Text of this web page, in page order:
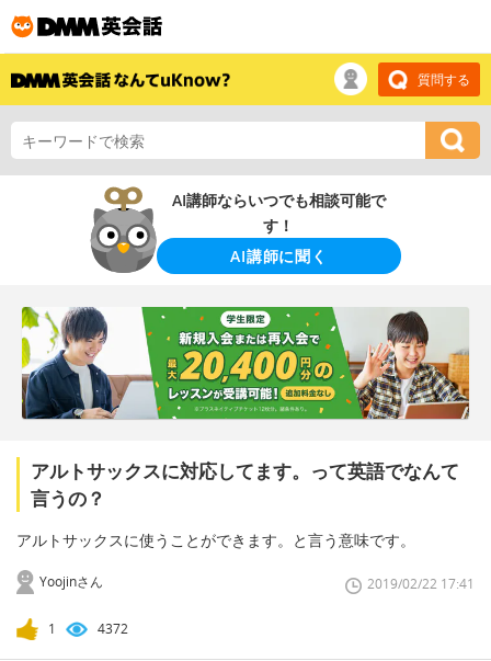
質問する
AI講師ならいつでも相談可能で
す！
AI講師に聞く
アルトサックスに対応してます。って英語でなんて
言うの？
アルトサックスに使うことができます。と言う意味です。
Yoojinさん 2019/02/22 17:41
1 4372